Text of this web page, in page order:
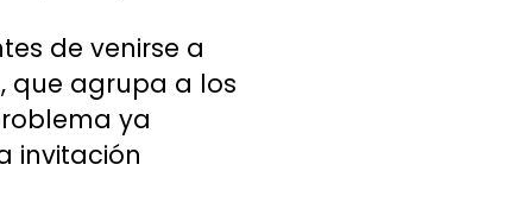
de venirse a
que agrupa a los
ya
invitación